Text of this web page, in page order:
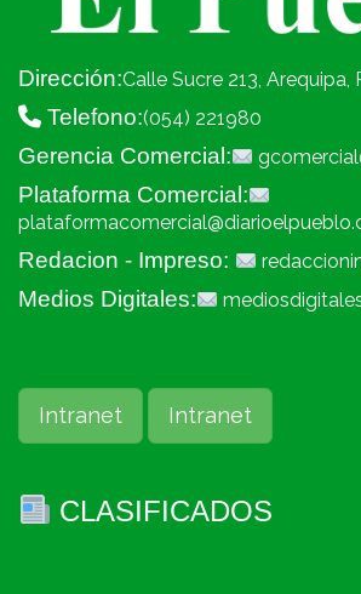
Dirección:Calle Sucre 213, Arequipa,
Telefono:(054) 221980
Gerencia Comercial:
Plataforma Comercial:
Redacion - Impreso:
Medios Digitales:
Intranet Intranet
CLASIFICADOS